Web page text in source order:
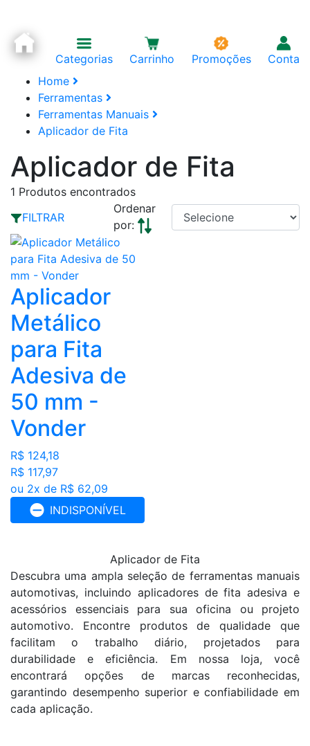
Categorias Carrinho Promoções
Conta
Home
Ferramentas
Ferramentas Manuais
Aplicador de Fita
Aplicador de Fita
1 Produtos encontrados
FILTRAR
Ordenar
por:
Aplicador
Metálico
para Fita
Adesiva de
50 mm -
Vonder
R$ 124,18
R$ 117,97
ou 2x de R$ 62,09
INDISPONÍVEL
Aplicador de Fita
Descubra uma ampla seleção de ferramentas manuais
automotivas, incluindo aplicadores de fita adesiva e
acessórios essenciais para sua oficina ou projeto
automotivo. Encontre produtos de qualidade que
facilitam o trabalho diário, projetados para
durabilidade e eficiência. Em nossa loja, você
encontrará opções de marcas reconhecidas,
garantindo desempenho superior e confiabilidade em
cada aplicação.